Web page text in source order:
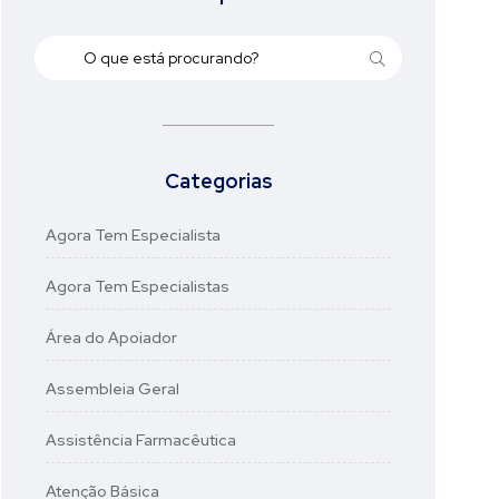
Categorias
Agora Tem Especialista
Agora Tem Especialistas
Área do Apoiador
Assembleia Geral
Assistência Farmacêutica
Atenção Básica